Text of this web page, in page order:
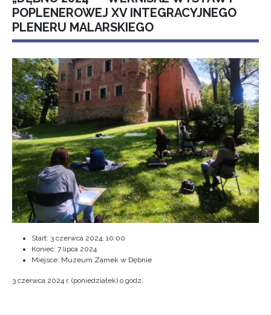
POPLENEROWEJ XV INTEGRACYJNEGO
PLENERU MALARSKIEGO
Start: 3 czerwca 2024, 10:00
Koniec: 7 lipca 2024
Miejsce: Muzeum Zamek w Dębnie
3 czerwca 2024 r. (poniedziałek) o godz.